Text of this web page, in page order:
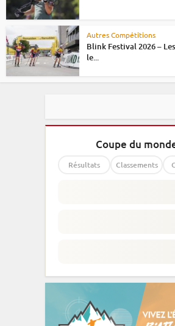
Autres Compétitions
Blink Festival 2026 –
le...
Coupe du
Résultats Classements